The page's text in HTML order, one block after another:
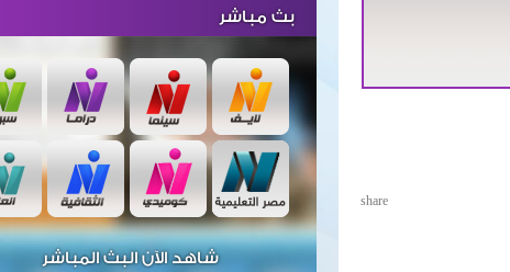
share
بث مباشر
شاهد الآن البث المباشر